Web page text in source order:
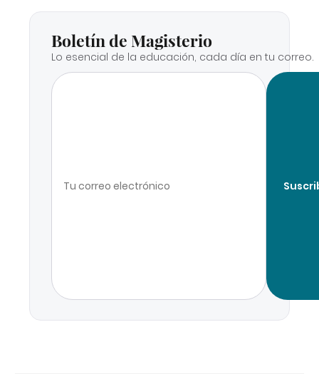
Boletín de Magisterio
Lo esencial de la educación, cada día en tu correo.